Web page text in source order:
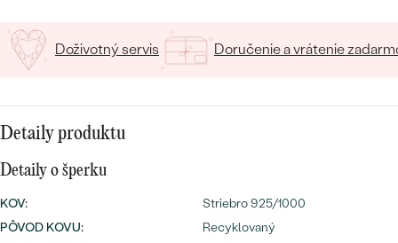
Najpredávanejšie
svadobné
obrúčky
DRAHOKAM
ZLATO
PLATINA
STRIEBRO
S DRAHOKAMAMI
S LAB GROWN DIAMANTMI
S PERLAMI
PODĽA ŠTÝLU
CENOVO DOSTUPNÉ
LUXUSNÉ
Doživotný servis Doručenie a vrátenie
Detaily produktu
Detaily o šperku
KOV:
Striebro 925/1000
PÔVOD KOVU:
Recyklovaný